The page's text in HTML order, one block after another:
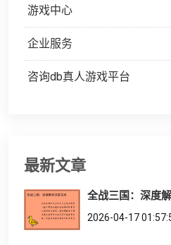
游戏中心
企业服务
咨询db真人游戏平台
最新文章
全战三国：深度
2026-04-17